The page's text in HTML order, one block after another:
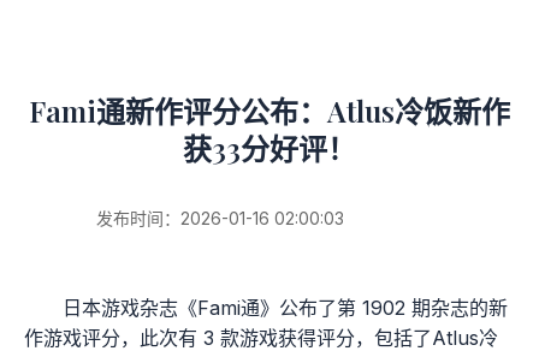
Fami通新作评分公布：Atlus冷饭新作
获33分好评！
发布时间：2026-01-16 02:00:03
日本游戏杂志《Fami通》公布了第 1902 期杂志的新
作游戏评分，此次有 3 款游戏获得评分，包括了Atlus冷